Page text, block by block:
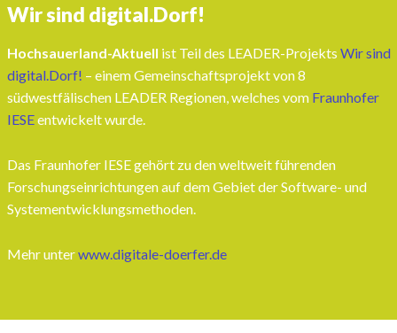
Wir sind digital.Dorf!
Hochsauerland-Aktuell ist Teil des LEADER-Projekts Wir sind
digital.Dorf! – einem Gemeinschaftsprojekt von 8
südwestfälischen LEADER Regionen, welches vom Fraunhofer
IESEentwickelt wurde.
Das Fraunhofer IESE gehört zu den weltweit führenden
Forschungseinrichtungen auf dem Gebiet der Software- und
Systementwicklungsmethoden.
Mehr unterwww.digitale-doerfer.de